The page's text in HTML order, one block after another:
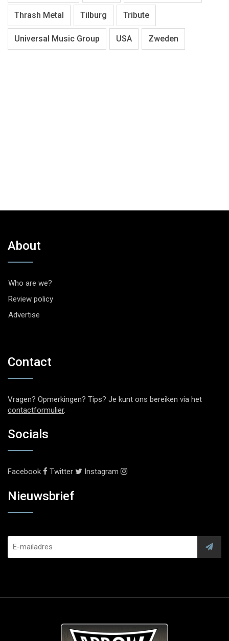
Thrash Metal Tilburg Tribute
Universal Music Group USA Zweden
About
Who are we?
Review policy
Advertise
Contact
Vragen? Opmerkingen? Tips? Je kunt ons bereiken via het
contactformulier.
Socials
Facebook Twitter Instagram
Nieuwsbrief